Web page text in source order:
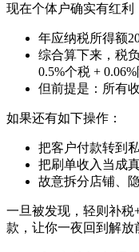
现在个体户确实有红利⁠
年应纳税所得额
综合算下来，税
0.5%个税 +
但前提是：所有
如果还有如下操作：
把客户付款转到
把刷单收入当成
故意拆分店铺、
一旦被发现，轻则补税
款，让你一夜回到解放